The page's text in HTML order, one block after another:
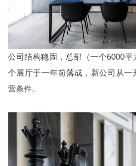
公司结构稳固，总部（一个6000
个展厅于一年前落成，新公司从一
营条件。